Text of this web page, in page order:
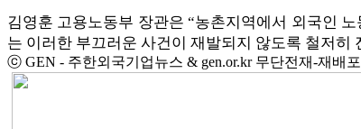
김영훈 고용노동부 장관은 “농촌지역에서 외국인
는 이러한 부끄러운 사건이 재발되지 않도록 철저
ⓒ GEN - 주한외국기업뉴스 & gen.or.kr 무단전재-재배포